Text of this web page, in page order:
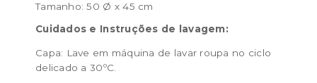
Tamanho: 50 Ø x 45 cm
Cuidados e Instruções de lavagem:
Capa: Lave em máquina de lavar roupa no ciclo
delicado a 30ºC.